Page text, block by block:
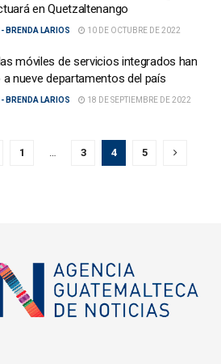
en Quetzaltenango
BRENDA LARIOS 10 DE OCTUBRE DE 2022
móviles de servicios integrados han
a nueve departamentos del país
BRENDA LARIOS 18 DE SEPTIEMBRE DE 2022
1 3 4 5